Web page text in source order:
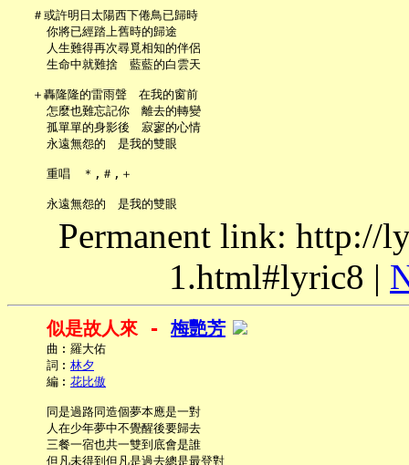
   ＃或許明日太陽西下倦鳥已歸時
     你將已經踏上舊時的歸途
     人生難得再次尋覓相知的伴侶
     生命中就難捨　藍藍的白雲天
   ＋轟隆隆的雷雨聲　在我的窗前
     怎麼也難忘記你　離去的轉變
     孤單單的身影後　寂寥的心情
     永遠無怨的　是我的雙眼
     重唱　＊,＃,＋
Permanent link: http://
1.html#lyric8 |
似是故人來 - 梅艷芳
     曲︰羅大佑
     詞︰
林夕
     編︰
花比傲
     同是過路同造個夢本應是一對
     人在少年夢中不覺醒後要歸去
     三餐一宿也共一雙到底會是誰
     但凡未得到但凡是過去總是最登對